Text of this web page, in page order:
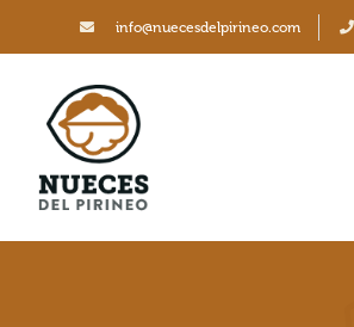
info@nuecesdelpirineo.com